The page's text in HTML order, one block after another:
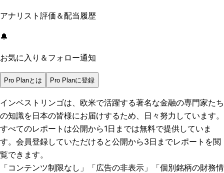
アナリスト評価＆配当履歴
🔔
お気に入り＆フォロー通知
Pro Planとは Pro Planに登録
インベストリンゴは、欧米で活躍する著名な金融の専門家たち
の知識を日本の皆様にお届けするため、日々努力しています。
すべてのレポートは公開から1日までは無料で提供していま
す。会員登録していただけると公開から3日までレポートを閲
覧できます。
「コンテンツ制限なし」「広告の非表示」「個別銘柄の財務情